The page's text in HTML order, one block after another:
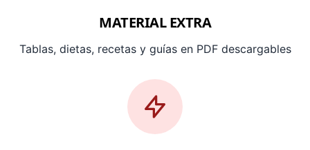
MATERIAL EXTRA
Tablas, dietas, recetas y guías en PDF descargables